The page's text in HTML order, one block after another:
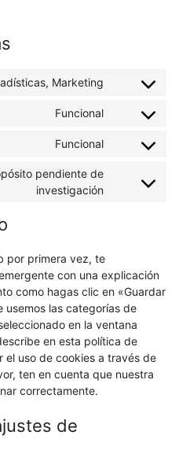
Marketing
Consent
service
wistia
Funcional
Consent
service
Funcional
Consent
service
pendiente de
investigación
Consent
por primera vez, te
con una explicación
como hagas clic en «Guardar
usemos las categorías de
en la ventana
en esta política de
el uso de cookies a través de
ten en cuenta que nuestra
correctamente.
de